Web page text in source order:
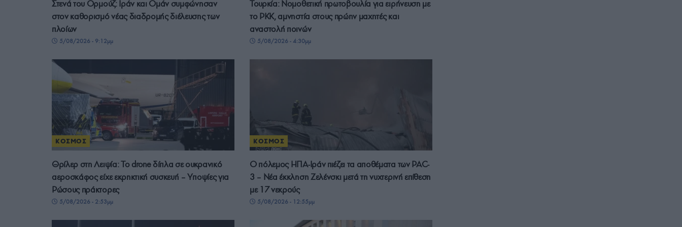
Στενά του Ορμούζ: Ιράν και Ομάν συμφώνησαν
στον καθορισμό νέας διαδρομής διέλευσης των
πλοίων
5/08/2026 - 9:12μμ
Τουρκία: Νομοθετική πρωτοβουλία για ειρήνευση με
το PKK, αμνηστία στους πρώην μαχητές και
αναστολή ποινών
5/08/2026 - 4:30μμ
ΚΟΣΜΟΣ
Θρίλερ στη Λειψία: Το drone δίπλα σε ουκρανικό
αεροσκάφος είχε εκρηκτική συσκευή – Υποψίες για
Ρώσους πράκτορες
5/08/2026 - 2:53μμ
ΚΟΣΜΟΣ
Ο πόλεμος ΗΠΑ-Ιράν πιέζει τα αποθέματα των PAC-
3 – Νέα έκκληση Ζελένσκι μετά τη νυχτερινή επίθεση
με 17 νεκρούς
5/08/2026 - 12:55μμ